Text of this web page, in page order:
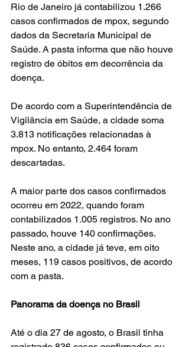
Rio de Janeiro já contabilizou 1.266
casos confirmados de mpox, segundo
dados da Secretaria Municipal de
Saúde. A pasta informa que não houve
registro de óbitos em decorrência da
doença.
De acordo com a Superintendência de
Vigilância em Saúde, a cidade soma
3.813 notificações relacionadas à
mpox. No entanto, 2.464 foram
descartadas.
A maior parte dos casos confirmados
ocorreu em 2022, quando foram
contabilizados 1.005 registros. No ano
passado, houve 140 confirmações.
Neste ano, a cidade já teve, em oito
meses, 119 casos positivos, de acordo
com a pasta.
Panorama da doença no Brasil
Até o dia 27 de agosto, o Brasil tinha